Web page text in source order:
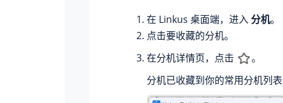
在 Linkus 桌面端，进入分机。
点击要收藏的分机。
在分机详情页，点击
。
分机已收藏到你的常用分机列